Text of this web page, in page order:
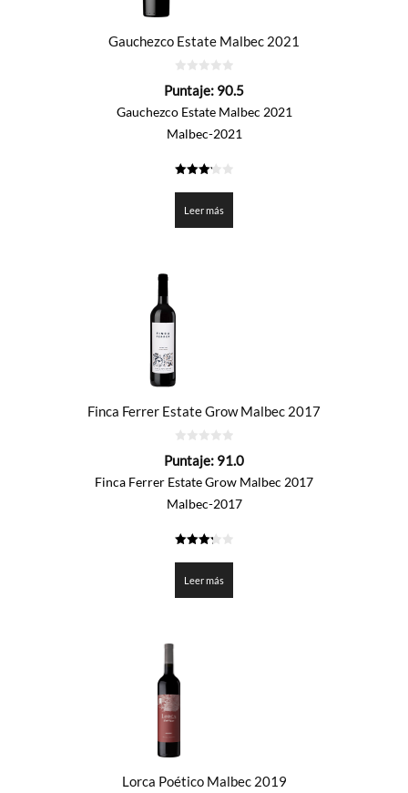
Gauchezco Estate Malbec 2021
de
Puntaje: 90.5
Gauchezco Estate Malbec 2021
Malbec-2021
de 5
Leer más
Finca Ferrer Estate Grow Malbec 2017
de
Puntaje: 91.0
Finca Ferrer Estate Grow Malbec 2017
Malbec-2017
de 5
Leer más
Lorca Poético Malbec 2019